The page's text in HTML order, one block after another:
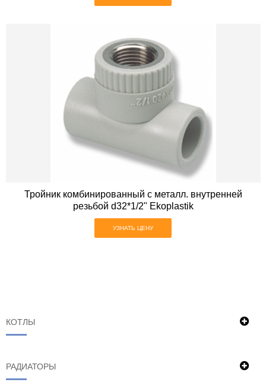
Тройник комбинированный с металл. внутренней
резьбой d32*1/2" Ekoplastik
УЗНАТЬ ЦЕНУ
КОТЛЫ
РАДИАТОРЫ